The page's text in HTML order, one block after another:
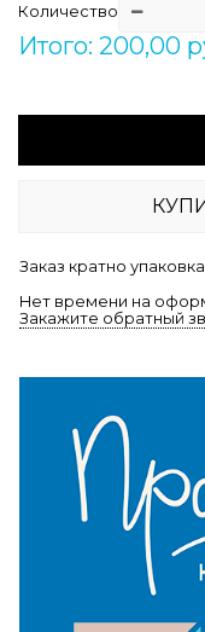
Количество
Итого: 200,00
Заказ кратно
Нет времени на
Закажите обратный